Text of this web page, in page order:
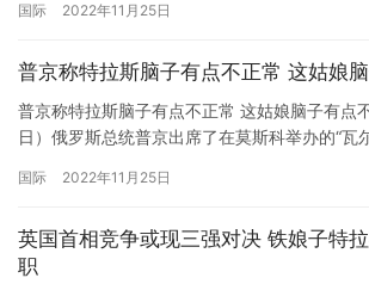
量，网友们纷纷表示，修驴蹄子的视频为自己带
令网友感受到了压力的释放。午夜时分，是这些
时段…
国际 2022年11月25日
普京称特拉斯脑子有点不正常 这姑娘
普京称特拉斯脑子有点不正常 这姑娘脑子有点
日）俄罗斯总统普京出席了在莫斯科举办的“瓦
有点不正常”。 普京说，特拉斯曾直言英国是一
话，但她表达的是这么个意思，“她说‘我准备好
国际 2022年11月25日
英国首相竞争或现三强对决 铁娘子特
职